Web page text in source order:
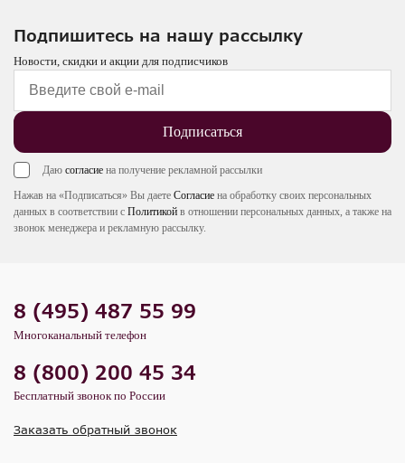
Подпишитесь на нашу рассылку
Новости, скидки и акции для подписчиков
Подписаться
Даю согласие на получение рекламной рассылки
Нажав на «Подписаться» Вы даете Согласие на обработку своих персональных
данных в соответствии с Политикой в отношении персональных данных, а также на
звонок менеджера и рекламную рассылку.
8 (495) 487 55 99
Многоканальный телефон
8 (800) 200 45 34
Бесплатный звонок по России
Заказать обратный звонок